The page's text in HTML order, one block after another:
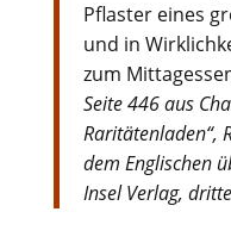
Pflaster eines
und in
zum
Seite 446 aus
Raritätenladen“,
dem Englischen
Insel Verlag,